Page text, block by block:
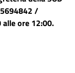
/
ore 12:00.